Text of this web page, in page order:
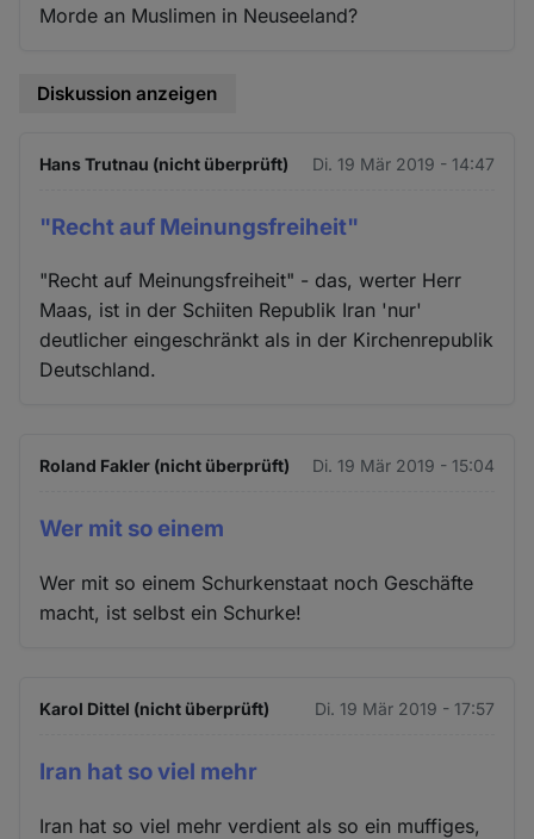
Morde an Muslimen in Neuseeland?
Diskussion anzeigen
Hans Trutnau (nicht überprüft) Di. 19 Mär 2019 - 14:47
"Recht auf Meinungsfreiheit"
"Recht auf Meinungsfreiheit" - das, werter Herr
Maas, ist in der Schiiten Republik Iran 'nur'
deutlicher eingeschränkt als in der Kirchenrepublik
Deutschland.
Roland Fakler (nicht überprüft) Di. 19 Mär 2019 - 15:04
Wer mit so einem
Wer mit so einem Schurkenstaat noch Geschäfte
macht, ist selbst ein Schurke!
Karol Dittel (nicht überprüft) Di. 19 Mär 2019 - 17:57
Iran hat so viel mehr
Iran hat so viel mehr verdient als so ein muffiges,